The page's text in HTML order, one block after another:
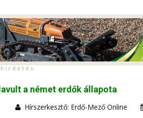
h i r d e t é s
a német erdők állapota
Hírszerkesztő: Erdő-Mező Online